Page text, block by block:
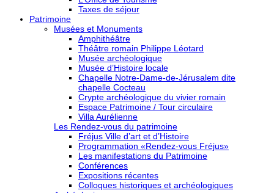
Taxes de séjour
Patrimoine
Musées et Monuments
Amphithéâtre
Théâtre romain Philippe Léotard
Musée archéologique
Musée d’Histoire locale
Chapelle Notre-Dame-de-Jérusalem dite
chapelle Cocteau
Crypte archéologique du vivier romain
Espace Patrimoine / Tour circulaire
Villa Aurélienne
Les Rendez-vous du patrimoine
Fréjus Ville d’art et d’Histoire
Programmation «Rendez-vous Fréjus»
Les manifestations du Patrimoine
Conférences
Expositions récentes
Colloques historiques et archéologiques